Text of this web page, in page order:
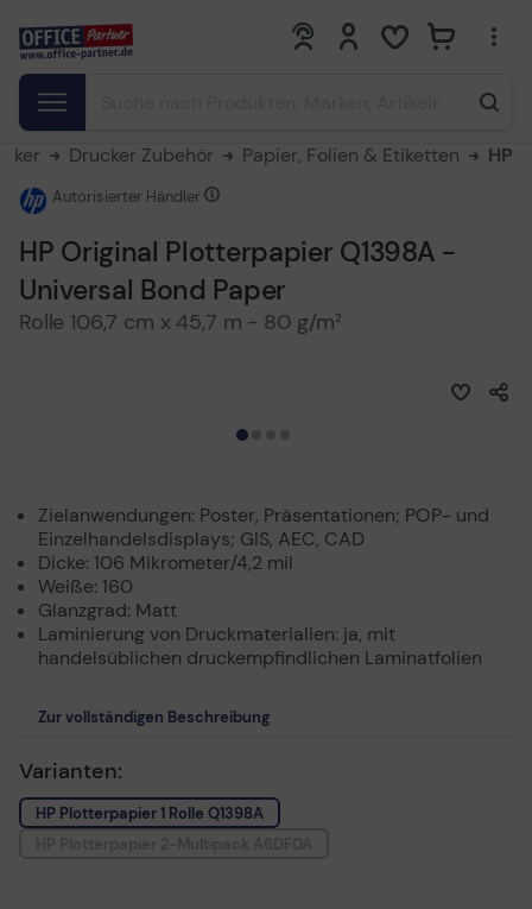
0 0
Drucker Zubehör Papier, Folien & Etiketten HP
HP Original Plotterpapier Q1398A -
Universal Bond Paper
Rolle 106,7 cm x 45,7 m - 80 g/m²
Autorisierter Händler
Zielanwendungen: Poster, Präsentationen; POP- und
Einzelhandelsdisplays; GIS, AEC, CAD
Dicke: 106 Mikrometer/4,2 mil
Weiße: 160
Glanzgrad: Matt
Laminierung von Druckmaterialien: ja, mit
handelsüblichen druckempfindlichen Laminatfolien
Zur vollständigen Beschreibung
Varianten:
HP Plotterpapier 1 Rolle Q1398A